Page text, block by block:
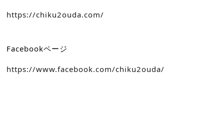
https://chiku2ouda.com/
Facebookページ
https://www.facebook.com/chiku2ouda/